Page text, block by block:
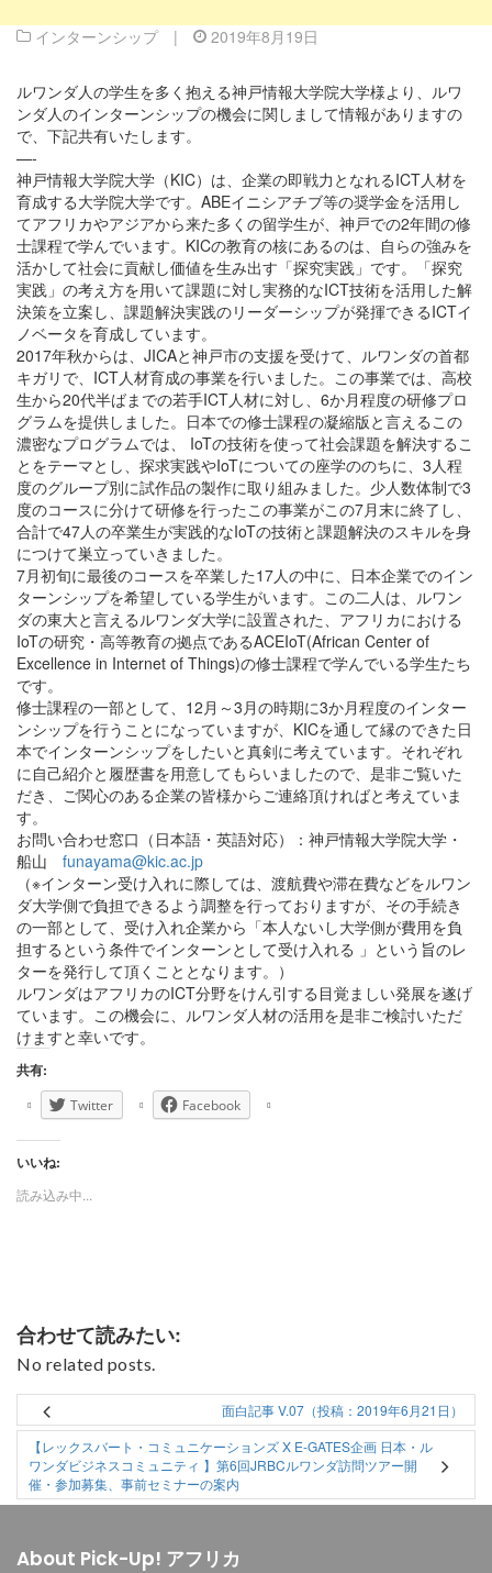
インターンシップ | 2019年8月19日
ルワンダ人の学生を多く抱える神戸情報大学院大学様より、ルワ
ンダ人のインターンシップの機会に関しまして情報がありますの
で、下記共有いたします。
—-
神戸情報大学院大学（KIC）は、 企業の即戦力となれるICT人材を
育成する大学院大学です。 ABEイニシアチブ等の奨学金を活用し
てアフリカやアジアから来た多くの留学生が、神戸での2年間の修
士課程で学んでいます。 KICの教育の核にあるのは、 自らの強みを
活かして社会に貢献し価値を生み出す「探究実践」 です。「探究
実践」 の考え方を用いて課題に対し実務的なICT技術を活用した解
決策を立案し、 課題解決実践のリーダーシップが発揮できるICTイ
ノベータを育成しています。
2017年秋からは、JICAと神戸市の支援を受けて、 ルワンダの首都
キガリで、ICT人材育成の事業を行いました。 この事業では、 高校
生から20代半ばまでの若手ICT人材に対し、 6か月程度の研修プロ
グラムを提供しました。 日本での修士課程の凝縮版と言えるこの
濃密なプログラムでは、 IoTの技術を使って社会課題を解決するこ
とをテーマとし、 探求実践やIoTについての座学ののちに、 3人程
度のグループ別に試作品の製作に取り組みました。 少人数体制で3
度のコースに分けて研修を行ったこの事業がこの7月末に終了し、
合計で47人の卒業生が実践的なIoTの技術と課題解決のスキルを身
につけて巣立っていきました。
7月初旬に最後のコースを卒業した17人の中に、 日本企業でのイン
ターンシップを希望している学生がいます。 この二人は、ルワン
ダの東大と言えるルワンダ大学に設置された、 アフリカにおける
IoTの研究・ 高等教育の拠点であるACEIoT(African Center of
Excellence in Internet of Things)の修士課程で学んでいる学生たち
です。
修士課程の一部として、12月～3月の時期に3か月程度のインター
ンシップを行うことになっていますが、 KICを通して縁のできた日
本でインターンシップをしたいと真剣に考えています。 それぞれ
に自己紹介と履歴書を用意してもらいましたので、 是非ご覧いた
だき、 ご関心のある企業の皆様からご連絡頂ければと考えていま
す。
お問い合わせ窓口（日本語・英語対応）：神戸情報大学院大学・
船山
funayama@kic.ac.jp
（※インターン受け入れに際しては、 渡航費や滞在費などをルワン
ダ大学側で負担できるよう調整を行っておりますが、その手続き
の一部として、受け入れ企業から「本人ないし大学側が費用を負
担するという条件でインターンとして受け入れる 」という旨のレ
ターを発行して頂くこととなります。 ）
ルワンダはアフリカのICT分野をけん引する目覚ましい発展を遂げ
ています。この機会に、 ルワンダ人材の活用を是非ご検討いただ
けますと幸いです。
共有:
Twitter Facebook
いいね:
読み込み中...
合わせて読みたい:
No related posts.
面白記事 V.07（投稿：2019年6月21日）
【レックスバート・コミュニケーションズ X E-GATES企画 日本・ル
ワンダビジネスコミュニティ 】第6回JRBCルワンダ訪問ツアー開
催・参加募集、事前セミナーの案内
About Pick-Up! アフリカ